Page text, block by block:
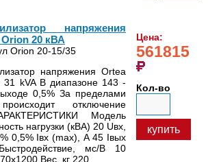
Цена:
561815
Кол-во
купить
напряжения
20 кВА
Orion 20-15/35
напряжения Ortea
31 kVA В диапазоне 143 -
0,5% За пределами
отключение
Модель
нагрузки (кВА) 20 Uвх,
0,5% Iвх (max), А 45 Iвых
мс/В 10
Вес, кг 220